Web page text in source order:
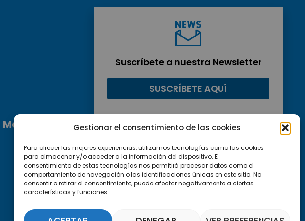
Gestionar el consentimiento de las cookies
Para ofrecer las mejores experiencias, utilizamos tecnologías como las cookies
para almacenar y/o acceder a la información del dispositivo. El
consentimiento de estas tecnologías nos permitirá procesar datos como el
comportamiento de navegación o las identificaciones únicas en este sitio. No
consentir o retirar el consentimiento, puede afectar negativamente a ciertas
características y funciones.
Suscríbete a nuestra Newsletter
SUSCRÍBETE AQUÍ